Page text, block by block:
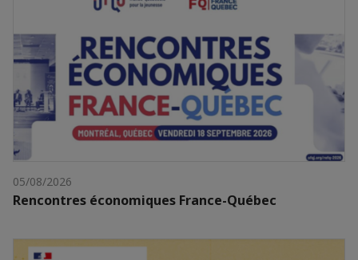
05/08/2026
Rencontres économiques France-Québec